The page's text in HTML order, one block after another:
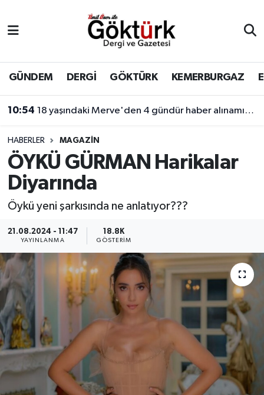
GÜNDEM DERGİ GÖKTÜRK KEMERBURGAZ
10:54 18 yaşındaki Merve'den 4 gündür haber alınamıyor! Kayıp genç kıza internet üzerinden yönlendirme yapıldığı öne sürüldü.
HABERLER MAGAZİN
ÖYKÜ GÜRMAN Harikalar
Diyarında
Öykü yeni şarkısında ne anlatıyor???
21.08.2024 - 11:47
YAYINLANMA
18.8K
GÖSTERIM
BİLİM
DERGİ
DÜNYA
EĞİTİM
EKONOMİ
GÜNDEM
KEMERBURGAZ
KÜLTÜR - SANAT
MAGAZİN
ÖZEL HABER
Eyüpsultan Hava Durumu
Eyüpsultan Trafik Yoğunluk Haritası
Süper Lig Puan Durumu ve Fikstür
Tüm Manşetler
Son Dakika Haberleri
Haber Arşivi